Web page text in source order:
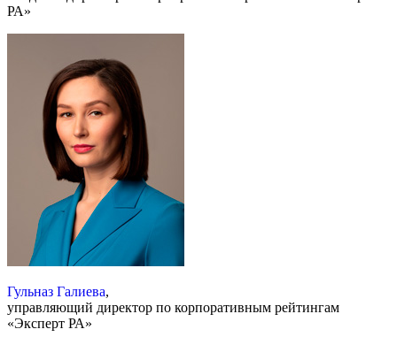
РА»
Гульназ Галиева,
управляющий директор по корпоративным рейтингам
«Эксперт РА»